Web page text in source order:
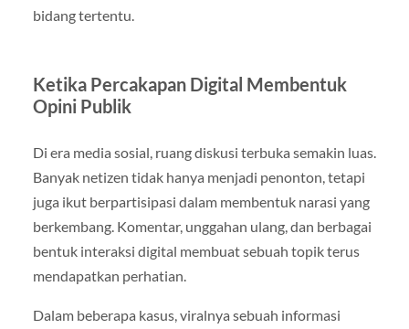
bidang tertentu.
Ketika Percakapan Digital Membentuk
Opini Publik
Di era media sosial, ruang diskusi terbuka semakin luas.
Banyak netizen tidak hanya menjadi penonton, tetapi
juga ikut berpartisipasi dalam membentuk narasi yang
berkembang. Komentar, unggahan ulang, dan berbagai
bentuk interaksi digital membuat sebuah topik terus
mendapatkan perhatian.
Dalam beberapa kasus, viralnya sebuah informasi